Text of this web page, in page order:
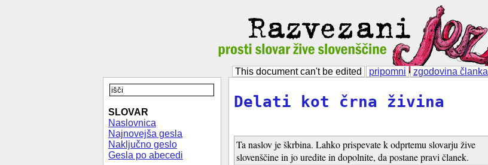
This document can't be edited pripomni zgodovina članka
SLOVAR
Naslovnica
Najnovejša gesla
Naključno geslo
Gesla po abecedi
Delati kot črna živina
Ta naslov je škrbina. Lahko prispevate k odprtemu slovarju žive
slovenščine in jo uredite in dopolnite, da postane pravi članek.